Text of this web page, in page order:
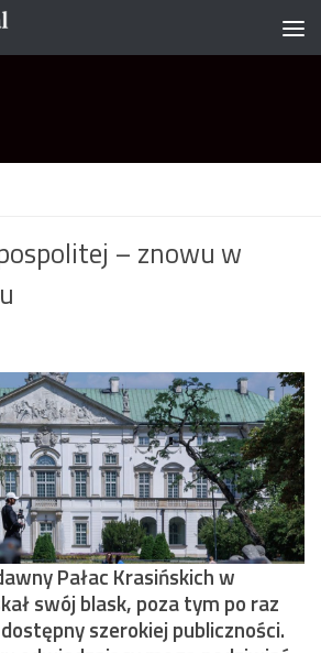
– znowu w
Pałac Krasińskich w
swój blask, poza tym po raz
szerokiej publiczności.